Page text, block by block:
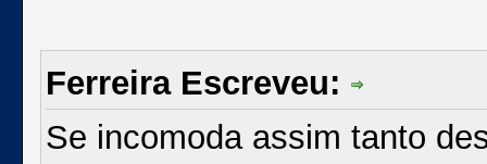
Ferreira Escreveu:
Se incomoda assim tanto